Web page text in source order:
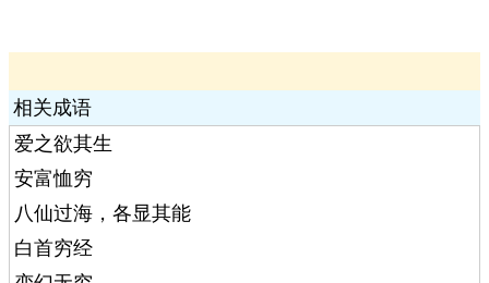
相关成语
爱之欲其生
安富恤穷
八仙过海，各显其能
白首穷经